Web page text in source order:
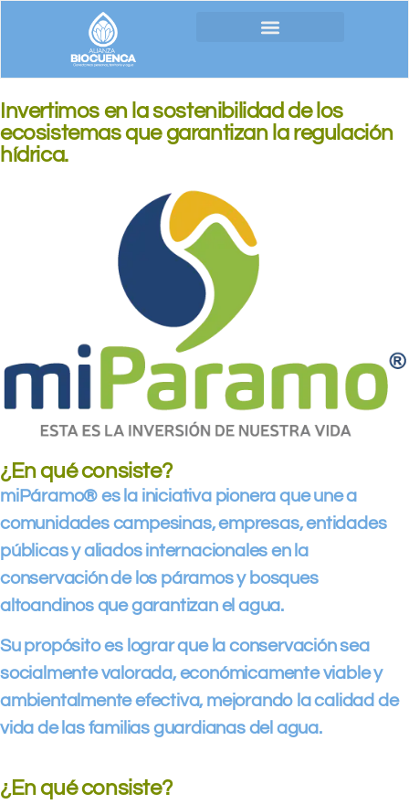
Invertimos en la sostenibilidad de los
ecosistemas que garantizan la regulación
hídrica.
¿En qué consiste?
miPáramo® es la iniciativa pionera que une a
comunidades campesinas, empresas, entidades
públicas y aliados internacionales en la
conservación de los páramos y bosques
altoandinos que garantizan el agua.
Su propósito es lograr que la conservación sea
socialmente valorada, económicamente viable y
ambientalmente efectiva, mejorando la calidad de
vida de las familias guardianas del agua.
¿En qué consiste?